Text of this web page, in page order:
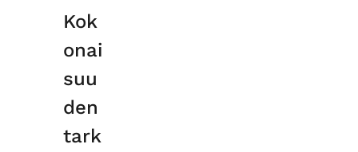
Kok
onai
suu
den
tark